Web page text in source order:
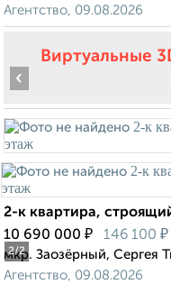
Агентство, 09.08.2026
Виртуальные
2/2
‹
2-к квартира,
10 690 000 ₽ 146 100 ₽
мкр. Заозёрный, Сергея
Агентство, 09.08.2026